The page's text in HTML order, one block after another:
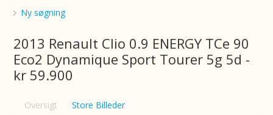
Ny søgning
2013 Renault Clio 0.9 ENERGY TCe 90
Eco2 Dynamique Sport Tourer 5g 5d -
kr 59.900
Oversigt Store Billeder